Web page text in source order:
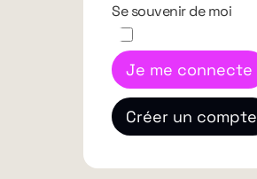
Se souvenir de moi
Je me connecte
Créer un compte